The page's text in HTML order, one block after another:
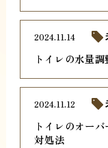
トイレの水量
2024.11.14
トイレのオー
対処法
2024.11.12